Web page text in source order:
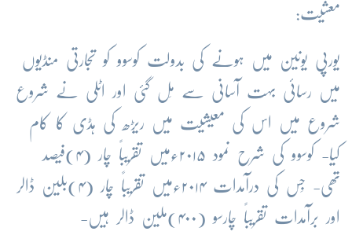
معشیت:
یورپی یونین میں ہونے کی بدولت کوسوو کو تجارتی منڈیوں
میں رسائی بہت آسانی سے مِل گئی اور اٹلی نے شروع
شروع میں اس کی معیشیت میں ریڑھ کی ہڈی کا کام
کیا- کوسوو کی شرح نمود ۲۰۱۵ءمیں تقریباً چار (۴)فیصد
تھی- جِس کی درآمدات ۲۰۱۴ءمیں تقریباً چار (۴)بلین ڈالر
اور برآمدات تقریباً چارسو (۴۰۰)ملین ڈالر ہیں-